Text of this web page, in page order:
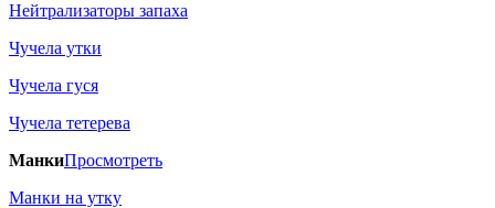
Нейтрализаторы запаха
Чучела утки
Чучела гуся
Чучела тетерева
МанкиПросмотреть
Манки на утку